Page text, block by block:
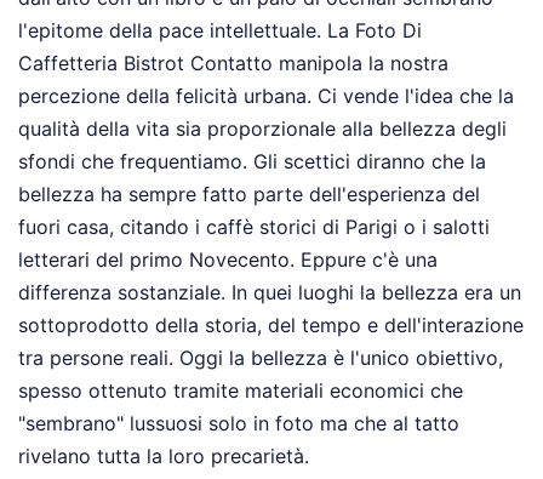
l'epitome della pace intellettuale. La Foto Di
Caffetteria Bistrot Contatto manipola la nostra
percezione della felicità urbana. Ci vende l'idea che la
qualità della vita sia proporzionale alla bellezza degli
sfondi che frequentiamo. Gli scettici diranno che la
bellezza ha sempre fatto parte dell'esperienza del
fuori casa, citando i caffè storici di Parigi o i salotti
letterari del primo Novecento. Eppure c'è una
differenza sostanziale. In quei luoghi la bellezza era un
sottoprodotto della storia, del tempo e dell'interazione
tra persone reali. Oggi la bellezza è l'unico obiettivo,
spesso ottenuto tramite materiali economici che
"sembrano" lussuosi solo in foto ma che al tatto
rivelano tutta la loro precarietà.